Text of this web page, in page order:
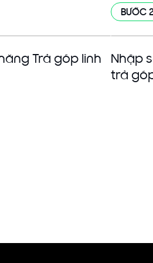
Trả góp linh
BƯỚC
Nhập
trả